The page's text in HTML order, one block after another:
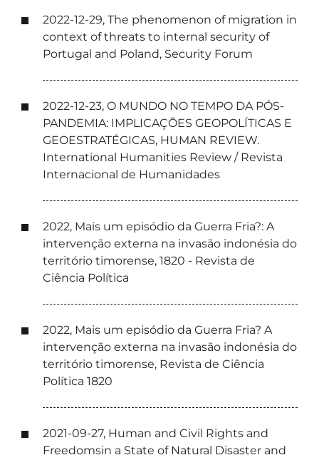
2022-12-29, The phenomenon of migration in
context of threats to internal security of
Portugal and Poland, Security Forum
2022-12-23, O MUNDO NO TEMPO DA PÓS-
PANDEMIA: IMPLICAÇÕES GEOPOLÍTICAS E
GEOESTRATÉGICAS, HUMAN REVIEW.
International Humanities Review / Revista
Internacional de Humanidades
2022, Mais um episódio da Guerra Fria?: A
intervenção externa na invasão indonésia do
território timorense, 1820 - Revista de
Ciência Política
2022, Mais um episódio da Guerra Fria? A
intervenção externa na invasão indonésia do
território timorense, Revista de Ciência
Política 1820
2021-09-27, Human and Civil Rights and
Freedomsin a State of Natural Disaster and